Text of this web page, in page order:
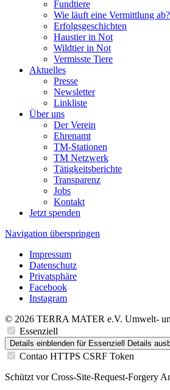
Fundtiere
Wie läuft eine Vermittlung ab?
Erfolgsgeschichten
Haustier in Not
Wildtier in Not
Vermisste Tiere
Aktuelles
Presse
Newsletter
Linkliste
Über uns
Der Verein
Ehrenamt
TM-Stationen
TM Netzwerk
Tätigkeitsberichte
Transparenz
Jobs
Kontakt
Jetzt spenden
Navigation überspringen
Impressum
Datenschutz
Privatsphäre
Facebook
Instagram
© 2026 TERRA MATER e.V. Umwelt-
Essenziell
Details einblenden für Essenziell Details
Contao HTTPS CSRF Token
Schützt vor Cross-Site-Request-Forgery